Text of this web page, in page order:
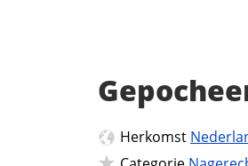
Herkomst